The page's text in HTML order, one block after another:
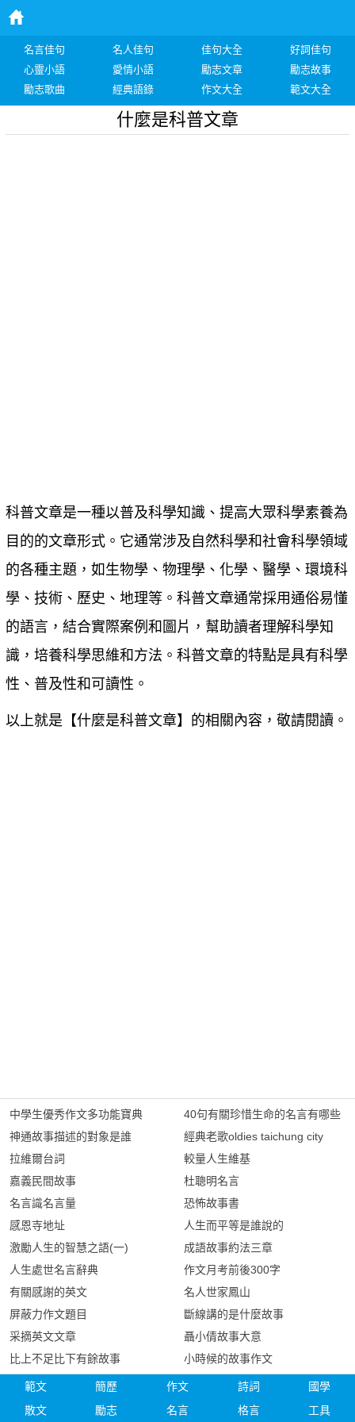
名言佳句 名人佳句 佳句大全
好詞佳句
心靈小語
愛情小語 勵志文章
勵志故事
勵志歌曲
經典語錄 作文大全 範文大全
什麼是科普文章
科普文章是一種以普及科學知識、提高大眾科學素養為
目的的文章形式。它通常涉及自然科學和社會科學領域
的各種主題，如生物學、物理學、化學、醫學、環境科
學、技術、歷史、地理等。科普文章通常採用通俗易懂
的語言，結合實際案例和圖片，幫助讀者理解科學知
識，培養科學思維和方法。科普文章的特點是具有科學
性、普及性和可讀性。
以上就是【什麼是科普文章】的相關內容，敬請閱讀。
中學生優秀作文多功能寶典
神通故事描述的對象是誰
拉維爾台詞
嘉義民間故事
名言識名言量
感恩寺地址
激勵人生的智慧之語(一)
人生處世名言辭典
有關感謝的英文
屏蔽力作文題目
采摘英文文章
比上不足比下有餘故事
40句有關珍惜生命的名言有哪些
經典老歌oldies taichung city
較量人生維基
杜聰明名言
恐怖故事書
人生而平等是誰說的
成語故事約法三章
作文月考前後300字
名人世家鳳山
斷線講的是什麼故事
聶小倩故事大意
小時候的故事作文
範文 簡歷 作文 詩詞
國學
散文
勵志 名言 格言 工具